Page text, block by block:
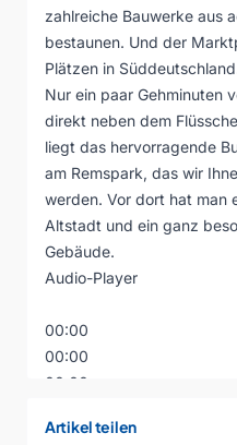
zahlreiche Bauwerke aus
bestaunen. Und der
Plätzen in
Nur ein paar Gehminuten
direkt neben dem
liegt das hervorragende
am Remspark, das wir
werden. Vor dort hat man
Altstadt und ein ganz
Gebäude.
Audio-Player
00:00
00:00
00:00
Artikel teilen